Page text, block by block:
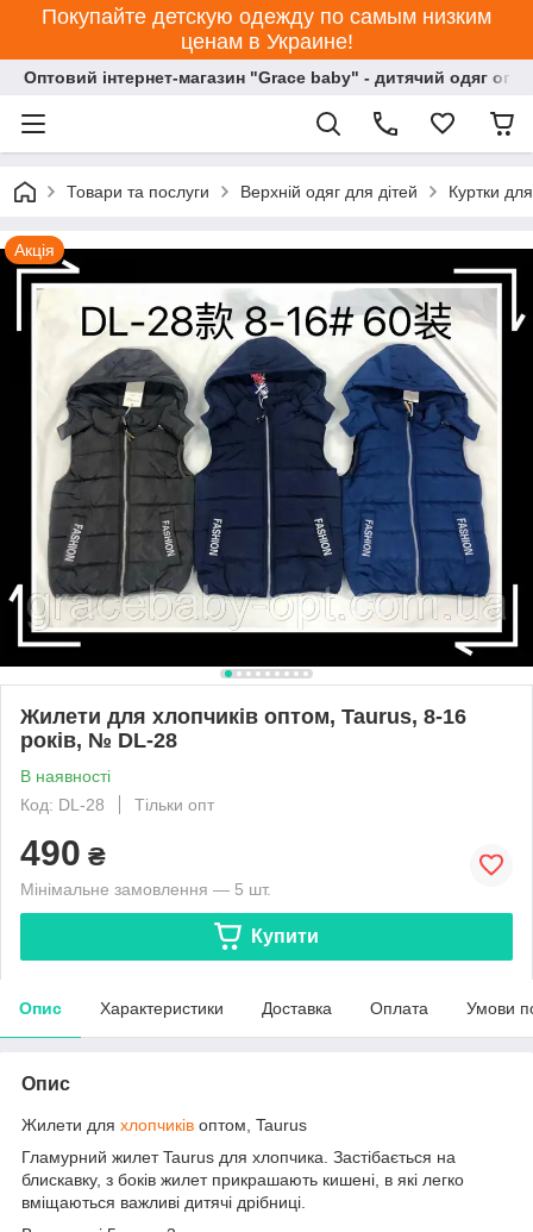
Покупайте детскую одежду по самым низким
ценам в Украине!
Оптовий інтернет-магазин "Grace baby" - дитячий одяг
Товари та послуги Верхній одяг для дітей Куртки
Акція
Жилети для хлопчиків оптом, Taurus, 8-16
років, № DL-28
В наявності
Код: DL-28
Тільки опт
490 ₴
Мінімальне замовлення — 5 шт.
Купити
Опис Характеристики Доставка Оплата Умови
Опис
Жилети для хлопчиків оптом, Taurus
Гламурний жилет Taurus для хлопчика. Застібається на
блискавку, з боків жилет прикрашають кишені, в які легко
вміщаються важливі дитячі дрібниці.